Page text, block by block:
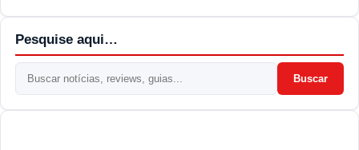
Pesquise aqui…
Buscar